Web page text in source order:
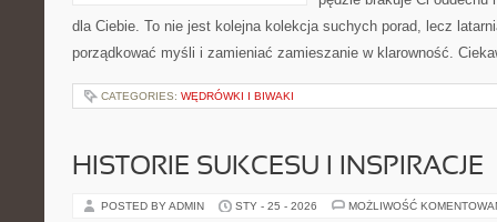
dla Ciebie. To nie jest kolejna kolekcja suchych porad, lecz
porządkować myśli i zamieniać zamieszanie w klarowność.
CATEGORIES: WĘDRÓWKI I BIWAKI
HISTORIE SUKCESU I INSPIRACJE
POSTED BY ADMIN STY - 25 - 2026 MOŻLIWOŚĆ